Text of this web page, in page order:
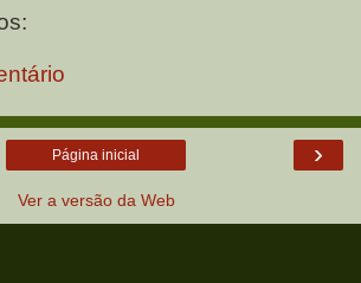
›
Página inicial
Ver a versão da Web